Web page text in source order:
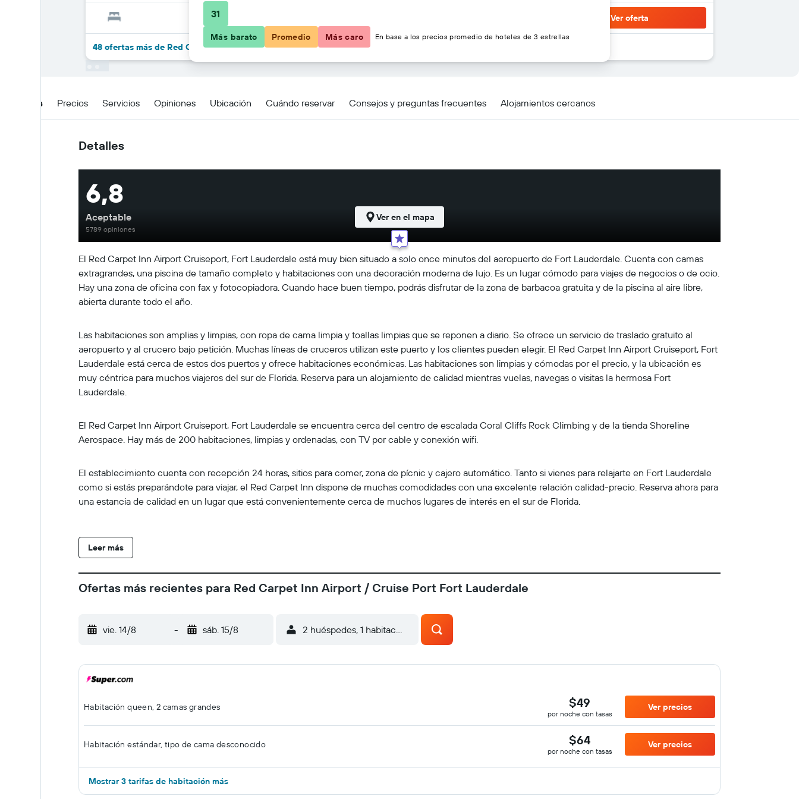
Ver oferta
48 ofertas más de Red Carpet Inn Airport / Cruise Port Fort Lauderdale
Detalles Precios Servicios Opiniones Ubicación Cuándo reservar Consejos y preguntas frecuentes Alojamientos cercanos
Detalles
El Red Carpet Inn Airport Cruiseport, Fort Lauderdale está muy bien situado a solo once minutos del aeropuerto de Fort Lauderdale. Cuenta con camas
extragrandes, una piscina de tamaño completo y habitaciones con una decoración moderna de lujo. Es un lugar cómodo para viajes de negocios o de ocio.
Hay una zona de oficina con fax y fotocopiadora. Cuando hace buen tiempo, podrás disfrutar de la zona de barbacoa gratuita y de la piscina al aire libre,
abierta durante todo el año.
Las habitaciones son amplias y limpias, con ropa de cama limpia y toallas limpias que se reponen a diario. Se ofrece un servicio de traslado gratuito al
aeropuerto y al crucero bajo petición. Muchas líneas de cruceros utilizan este puerto y los clientes pueden elegir. El Red Carpet Inn Airport Cruiseport, Fort
Lauderdale está cerca de estos dos puertos y ofrece habitaciones económicas. Las habitaciones son limpias y cómodas por el precio, y la ubicación es
muy céntrica para muchos viajeros del sur de Florida. Reserva para un alojamiento de calidad mientras vuelas, navegas o visitas la hermosa Fort
Lauderdale.
El Red Carpet Inn Airport Cruiseport, Fort Lauderdale se encuentra cerca del centro de escalada Coral Cliffs Rock Climbing y de la tienda Shoreline
Aerospace. Hay más de 200 habitaciones, limpias y ordenadas, con TV por cable y conexión wifi.
El establecimiento cuenta con recepción 24 horas, sitios para comer, zona de pícnic y cajero automático. Tanto si vienes para relajarte en Fort Lauderdale
como si estás preparándote para viajar, el Red Carpet Inn dispone de muchas comodidades con una excelente relación calidad-precio. Reserva ahora para
una estancia de calidad en un lugar que está convenientemente cerca de muchos lugares de interés en el sur de Florida.
Leer más
6,8
Aceptable
5789 opiniones
Ver en el mapa
Ofertas más recientes para Red Carpet Inn Airport / Cruise Port Fort Lauderdale
vie. 14/8 - sáb. 15/8 2 huéspedes, 1 habitación
Habitación queen, 2 camas grandes $49
por noche con tasas
Ver precios
Habitación estándar, tipo de cama desconocido $64
por noche con tasas
Ver precios
Mostrar 3 tarifas de habitación más
31
Más barato Promedio Más caro En base a los precios promedio de hoteles de 3 estrellas